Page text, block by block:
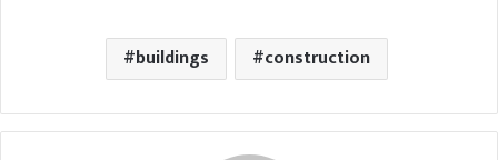
buildings construction